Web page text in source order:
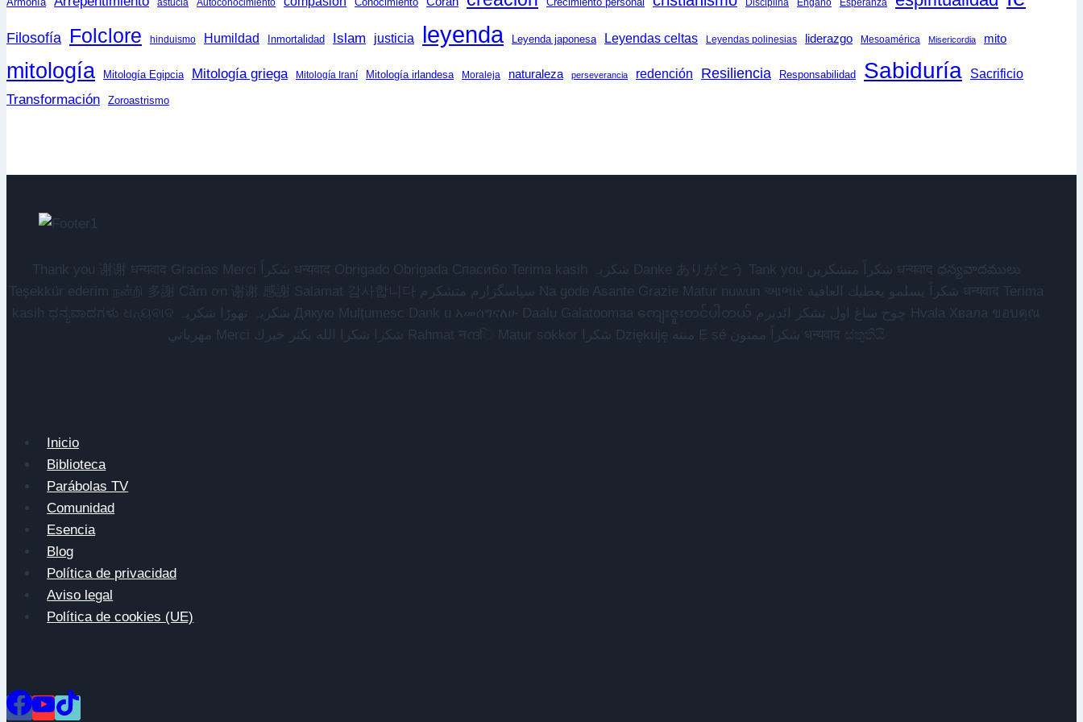
astucia Autoconocimiento Disciplina Engaño Esperanza
Filosofía Folclore hinduismo Humildad Inmortalidad Islam justicia leyenda Leyenda japonesa Leyendas celtas Leyendas polinesias liderazgo Mesoamérica Misericordia mito
mitología Mitología Egipcia Mitología griega Mitología Iraní Mitología irlandesa Moraleja naturaleza perseverancia redención Resiliencia Responsabilidad Sabiduría Sacrificio
Transformación Zoroastrismo
Thank you 谢谢 धन्यवाद Gracias Merci شكراً धन्यवाद Obrigado Obrigada Спасибо Terima kasih شکریہ Danke ありがとう Tank you شكراً متشكرين धन्यवाद ధన్యవాదములు
Teşekkür ederim நன்றி 多謝 Cảm ơn 谢谢 感謝 Salamat 감사합니다 سپاسگزارم متشکرم Na gode Asante Grazie Matur nuwun આભાર شكراً يسلمو يعطيك العافية धन्यवाद Terima
kasih ಧನ್ಯವಾದಗಳು ଧନ୍ୟବାଦ شکریہ تھوڑا شکریہ Дякую Mulțumesc Dank u አመሰግናለሁ Daalụ Galatoomaa ကျေးဇူးတင်ပါတယ် چوخ ساغ اول تشکر ائدیرم Hvala Хвала ขอบคุณ
مهرباني Merci شكرا شكرا الله يكثر خيرك Rahmat नന്ദि Matur sokkor شكرا Dziękuję مننه Ẹ ṣé شكراً ممنون धन्यवाद ස්තුතියි
Inicio
Biblioteca
Parábolas TV
Comunidad
Esencia
Blog
Política de privacidad
Aviso legal
Política de cookies (UE)